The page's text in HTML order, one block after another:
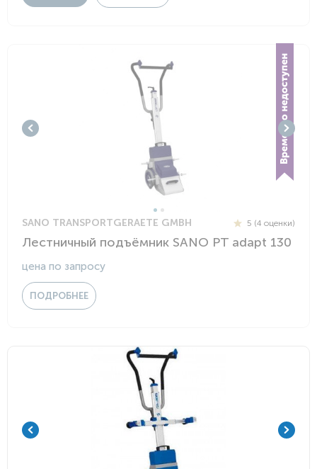
SANO TRANSPORTGERAETE GMBH 5 (4 оценки)
Лестничный подъёмник SANO PT adapt 130
цена по запросу
ПОДРОБНЕЕ